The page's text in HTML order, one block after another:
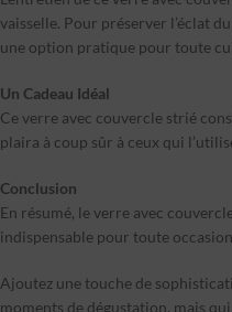
vaisselle. Pour préserver l’éclat
une option pratique pour toute
Un Cadeau Idéal
Ce verre avec couvercle strié
plaira à coup sûr à ceux qui
Conclusion
En résumé, le verre avec
indispensable pour toute
Ajoutez une touche de
moments de dégustation, mais